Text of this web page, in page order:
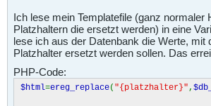
Ich lese mein Templatefile (ganz normaler
Platzhaltern die ersetzt werden) in eine
lese ich aus der Datenbank die Werte, mit
Platzhalter ersetzt werden sollen. Das
PHP-Code:
$html=ereg_replace( "{platzhalter}" ,